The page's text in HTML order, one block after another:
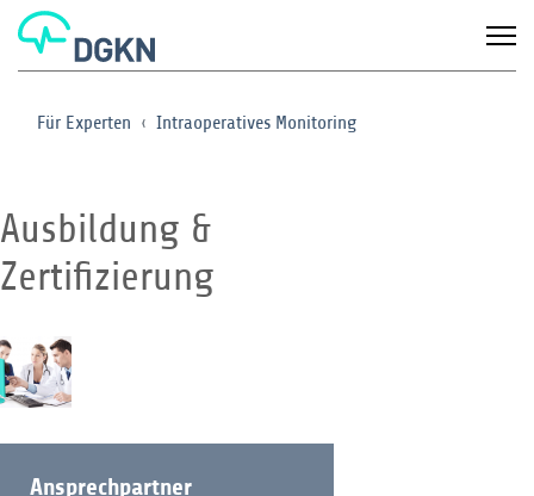
Für Experten Intraoperatives Monitoring
Ausbildung &
Zertifizierung
Ansprechpartner